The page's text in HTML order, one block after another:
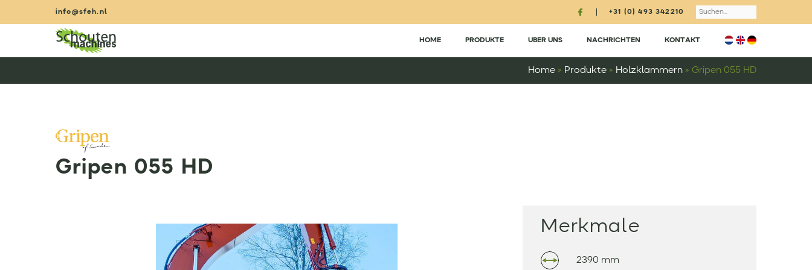
info@sfeh.nl +31 (0) 493 342210 Search
HOME PRODUKTE UBER UNS NACHRICHTEN KONTAKT
Home » Produkte » Holzklammern » Gripen 055 HD
Gripen 055 HD
Merkmale
2390 mm